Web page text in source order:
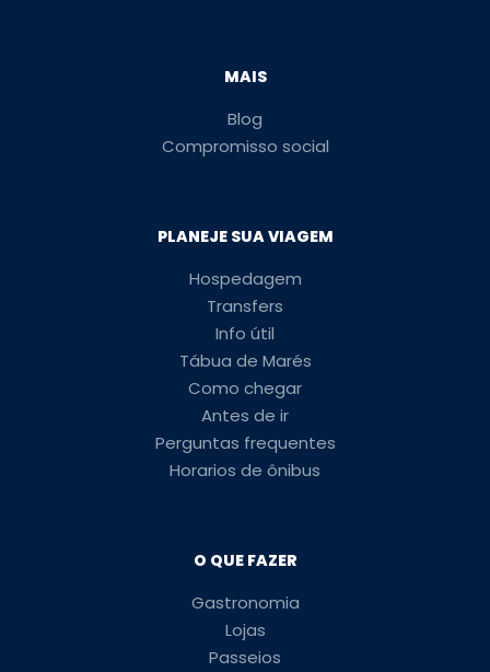
MAIS
Blog
Compromisso social
PLANEJE SUA VIAGEM
Hospedagem
Transfers
Info útil
Tábua de Marés
Como chegar
Antes de ir
Perguntas frequentes
Horarios de ônibus
O QUE FAZER
Gastronomia
Lojas
Passeios